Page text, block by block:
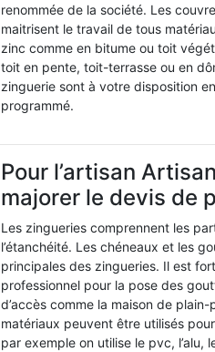
renommée de la société. Les
maitrisent le travail de tous
zinc comme en bitume ou toit
toit en pente, toit-terrasse ou en
zinguerie sont à votre disposition
programmé.
Pour l’artisan
majorer le devis de
Les zingueries comprennent les
l’étanchéité. Les chéneaux et les
principales des zingueries. Il est
professionnel pour la pose des
d’accès comme la maison de
matériaux peuvent être utilisés
par exemple on utilise le pvc, l’alu,